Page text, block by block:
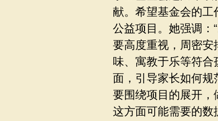
献。希望基金会的工
公益项目。她强调：
要高度重视，周密
味、寓教于乐等符
面，引导家长如何
要围绕项目的展开
这方面可能需要的